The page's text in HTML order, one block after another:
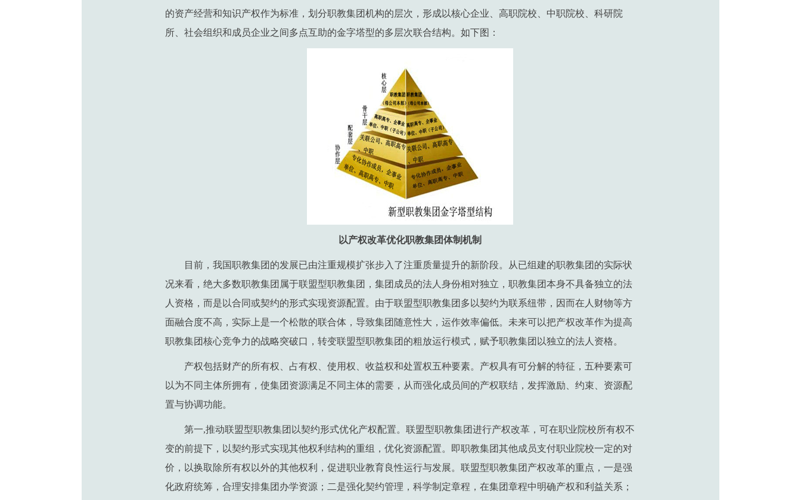
的资产经营和知识产权作为标准，划分职教集团机构的层次，形成以核心企业、高职院校、中职院校、科研院
所、社会组织和成员企业之间多点互助的金字塔型的多层次联合结构。如下图：
以产权改革优化职教集团体制机制
目前，我国职教集团的发展已由注重规模扩张步入了注重质量提升的新阶段。从已组建的职教集团的实际状
况来看，绝大多数职教集团属于联盟型职教集团，集团成员的法人身份相对独立，职教集团本身不具备独立的法
人资格，而是以合同或契约的形式实现资源配置。由于联盟型职教集团多以契约为联系纽带，因而在人财物等方
面融合度不高，实际上是一个松散的联合体，导致集团随意性大，运作效率偏低。未来可以把产权改革作为提高
职教集团核心竞争力的战略突破口，转变联盟型职教集团的粗放运行模式，赋予职教集团以独立的法人资格。
产权包括财产的所有权、占有权、使用权、收益权和处置权五种要素。产权具有可分解的特征，五种要素可
以为不同主体所拥有，使集团资源满足不同主体的需要，从而强化成员间的产权联结，发挥激励、约束、资源配
置与协调功能。
第一,推动联盟型职教集团以契约形式优化产权配置。联盟型职教集团进行产权改革，可在职业院校所有权不
变的前提下，以契约形式实现其他权利结构的重组，优化资源配置。即职教集团其他成员支付职业院校一定的对
价，以换取除所有权以外的其他权利，促进职业教育良性运行与发展。联盟型职教集团产权改革的重点，一是强
化政府统筹，合理安排集团办学资源；二是强化契约管理，科学制定章程，在集团章程中明确产权和利益关系；